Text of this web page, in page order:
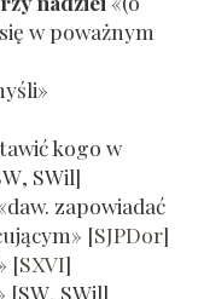
w poważnym
kogo w
, SWil]
zapowiadać
[SJPDor]
[SXVI]
[SW, SWil]